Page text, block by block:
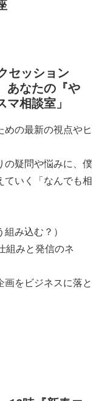
セッション
あなたの『や
相談室」
の最新の視点やヒ
の疑問や悩みに、僕
ていく「なんでも相
組み込む？）
組みと発信のネ
画をビジネスに落と